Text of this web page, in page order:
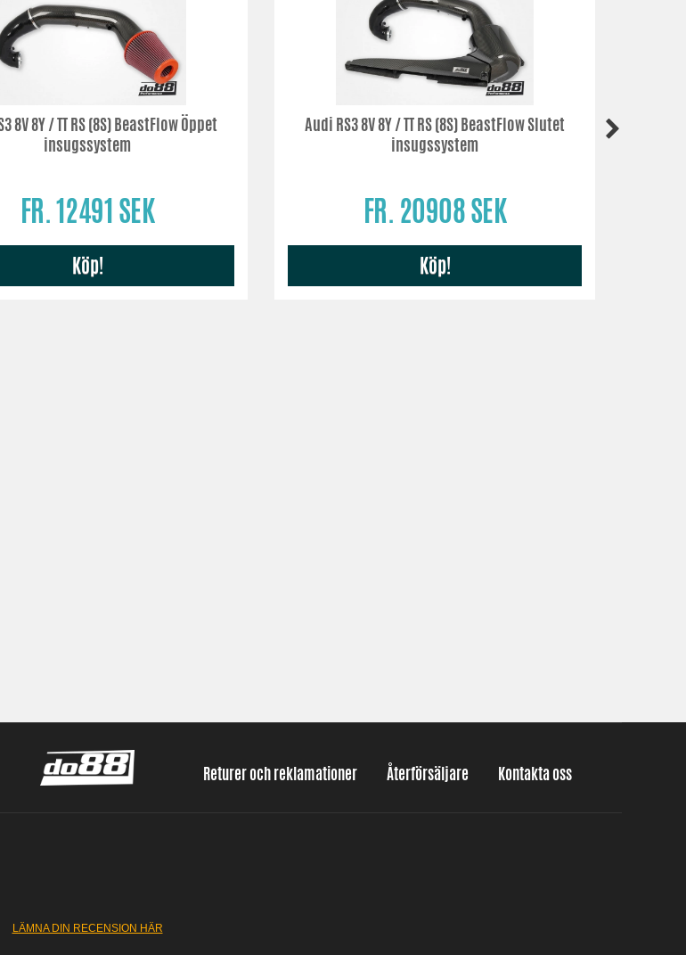
8V 8Y / TT RS (8S) BeastFlow Öppet
insugssystem
FR. 12491 SEK
Köp!
Audi RS3 8V 8Y / TT RS (8S) BeastFlow Slutet
insugssystem
FR. 20908 SEK
Köp!
Returer och reklamationer Återförsäljare Kontakta oss
LÄMNA DIN RECENSION HÄR